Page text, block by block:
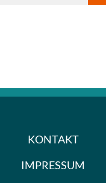
KONTAKT
IMPRESSUM